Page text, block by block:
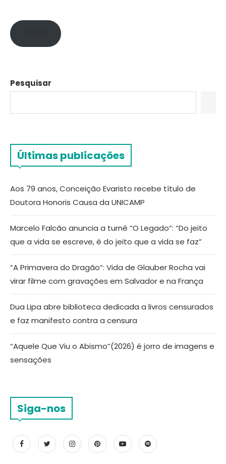
Pesquisar
Últimas publicações
Aos 79 anos, Conceição Evaristo recebe título de
Doutora Honoris Causa da UNICAMP
Marcelo Falcão anuncia a turnê “O Legado”: “Do jeito
que a vida se escreve, é do jeito que a vida se faz”
“A Primavera do Dragão”: Vida de Glauber Rocha vai
virar filme com gravações em Salvador e na França
Dua Lipa abre biblioteca dedicada a livros censurados
e faz manifesto contra a censura
“Aquele Que Viu o Abismo”(2026) é jorro de imagens e
sensações
Siga-nos